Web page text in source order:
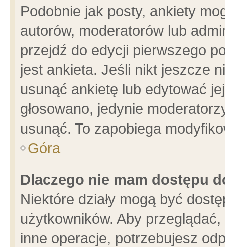
Podobnie jak posty, ankiety
autorów, moderatorów lub
przejdź do edycji pierwszego
jest ankieta. Jeśli nikt jeszcze
usunąć ankietę lub edytować
głosowano, jedynie
usunąć. To zapobiega
Góra
Dlaczego nie mam dostępu
Niektóre działy mogą być
użytkowników. Aby
inne operacje, potrzebujesz